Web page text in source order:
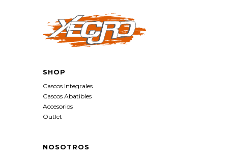
SHOP
Cascos Integrales
Cascos Abatibles
Accesorios
Outlet
NOSOTROS